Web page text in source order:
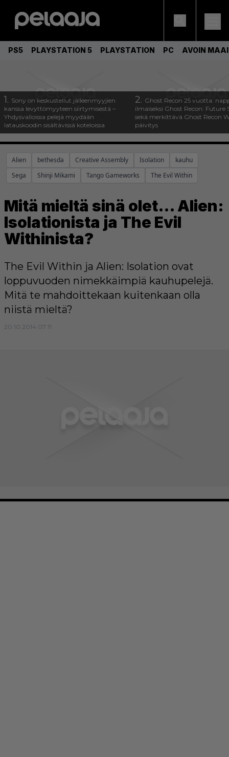
PS5 PLAYSTATION 5 PLAYSTATION PC AVOIN
1. Sony on keskustellut jälleenmyyjien
kanssa levyttömyyteen siirtymisestä –
Yhdysvalloissa pelejä myydään
latauskoodin sisältävissä koteloissa
2. Ghost Recon 25 vuotta:
ilmaiseksi Ghost Recon: Future
sekä merkittävä Ghost Recon
päivitys
Alien bethesda Creative Assembly Isolation
kauhu
Sega
Shinji Mikami Tango Gameworks The Evil Within
Mitä mieltä sinä olet… Alien:
Isolationista ja The Evil
Withinista?
The Evil Within ja Alien: Isolation ovat
loppuvuoden nimekkäimpiä kauhupelejä.
Mitä te mahdoittekaan kuitenkaan olla
niistä mieltä?
20.10.2014 07:11